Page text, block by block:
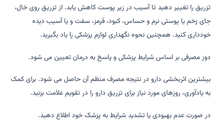
تزریق را تغییر دهید تا آسیب در زیر پوست کاهش یابد. از تزریق روی خال،
جای زخم یا پوستی نرم و حساس، کبود، قرمز، سفت و یا آسیب دیده
خودداری کنید. همچنین نحوه نگهداری لوازم پزشکی را یاد بگیرید.
دوز مصرفی بر اساس شرایط پزشکی و پاسخ به درمان تعیین می شود.
بیشترین اثربخشی دارو در نتیجه مصرف منظم آن حاصل می شود. برای کمک
به یادآوری، روزهای مورد نیاز برای تزریق دارو را در تقویم علامت بزنید.
در صورت عدم بهبودی یا تشدید شرایط به پزشک خود اطلاع دهید.